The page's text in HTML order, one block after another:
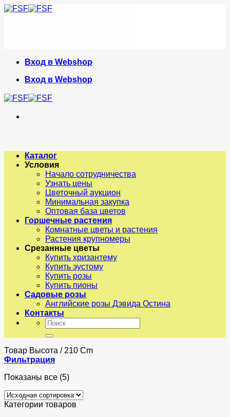
Skip
Вход в Webshop
Вход в Webshop
Каталог
Условия
Начало сотрудничества
Узнать цены
Цветочный аукцион
Минимальная закупка
Оптовая база цветов
Горшечные растения
Комнатные цветы и растения
Растения крупномеры
Срезанные цветы
Купить хризантему
Купить эустому
Купить розы
Купить пионы
Садовые розы
Английские розы Дэвида Остина
Контакты
Искать:
Товар Высота /210 Cm
Фильтрация
Показаны все (5)
Категории товаров